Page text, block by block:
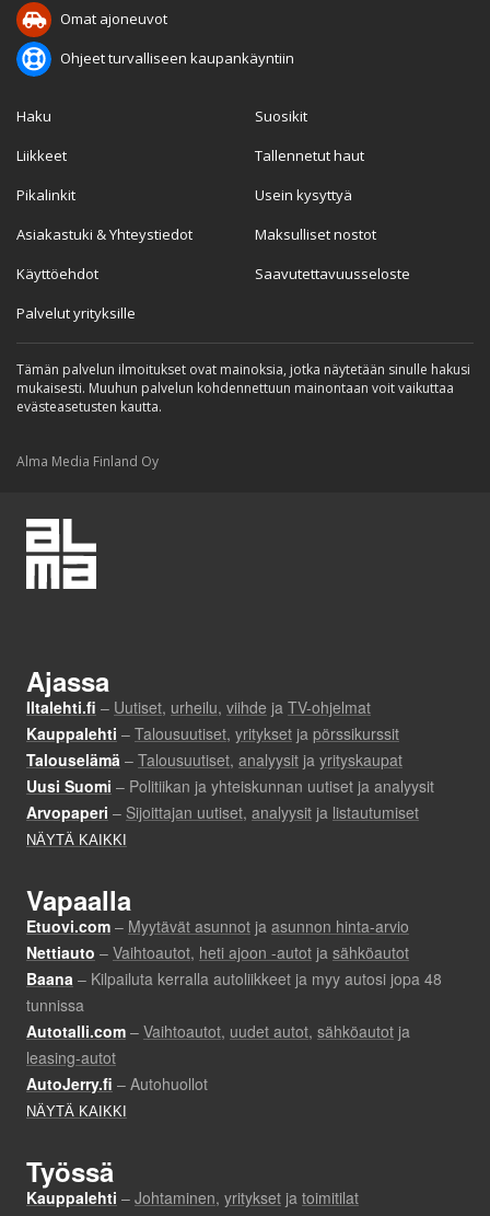
Omat ajoneuvot
Ohjeet turvalliseen kaupankäyntiin
Haku
Liikkeet
Pikalinkit
Asiakastuki & Yhteystiedot
Käyttöehdot
Palvelut yrityksille
Suosikit
Tallennetut haut
Usein kysyttyä
Maksulliset nostot
Saavutettavuusseloste
Tämän palvelun ilmoitukset ovat mainoksia, jotka näytetään sinulle hakusi
mukaisesti. Muuhun palvelun kohdennettuun mainontaan voit vaikuttaa
evästeasetusten kautta.
Alma Media Finland Oy